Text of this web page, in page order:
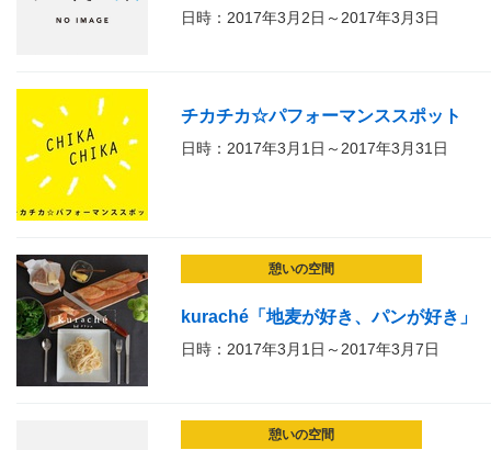
日時：2017年3月2日～2017年3月3日
チカチカ☆パフォーマンススポット
日時：2017年3月1日～2017年3月31日
憩いの空間
kuraché「地麦が好き、パンが好き」
日時：2017年3月1日～2017年3月7日
憩いの空間